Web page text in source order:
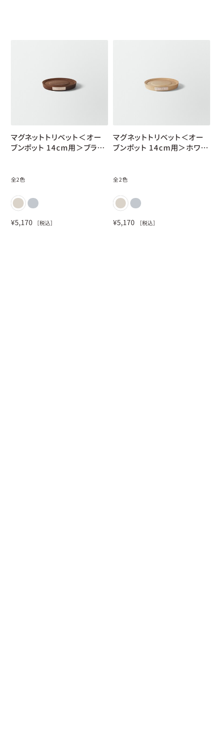
マグネットトリベット＜オー
ブンポット 14cm用＞ブラッ
全2色
¥5,170 ［税込］
マグネットトリベット＜オー
ブンポット 14cm用＞ホワイ
全2色
¥5,170 ［税込］